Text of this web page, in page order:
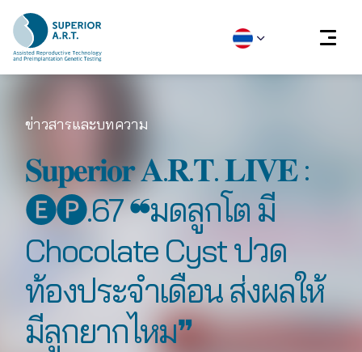
contentข่าวสารและบทความ
𝐒𝐮𝐩𝐞𝐫𝐢𝐨𝐫 𝐀.𝐑.𝐓. 𝐋𝐈𝐕𝐄 :
🅔🅟.67 ❝มดลูกโต มี
Chocolate Cyst ปวด
ท้องประจำเดือน ส่งผลให้
มีลูกยากไหม❞